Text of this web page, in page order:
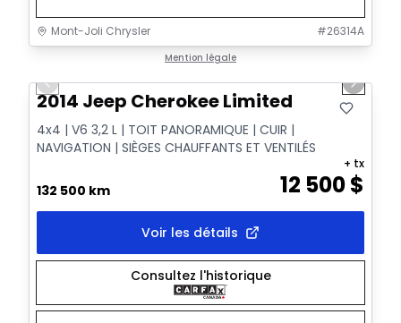
Mont-Joli Chrysler #26314A
Mention légale
Previous slide Next
2014 Jeep Cherokee Limited
4x4 | V6 3,2 L | TOIT PANORAMIQUE | CUIR |
NAVIGATION | SIÈGES CHAUFFANTS ET VENTILÉS
132 500 km 12 500$
+ tx
Voir les détails
Consultez l'historique